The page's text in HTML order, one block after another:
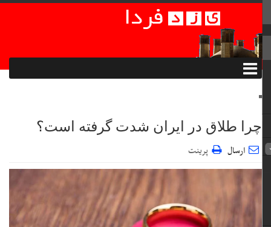
چرا طلاق در ایران شدت گرفته است؟
ارسال پرینت